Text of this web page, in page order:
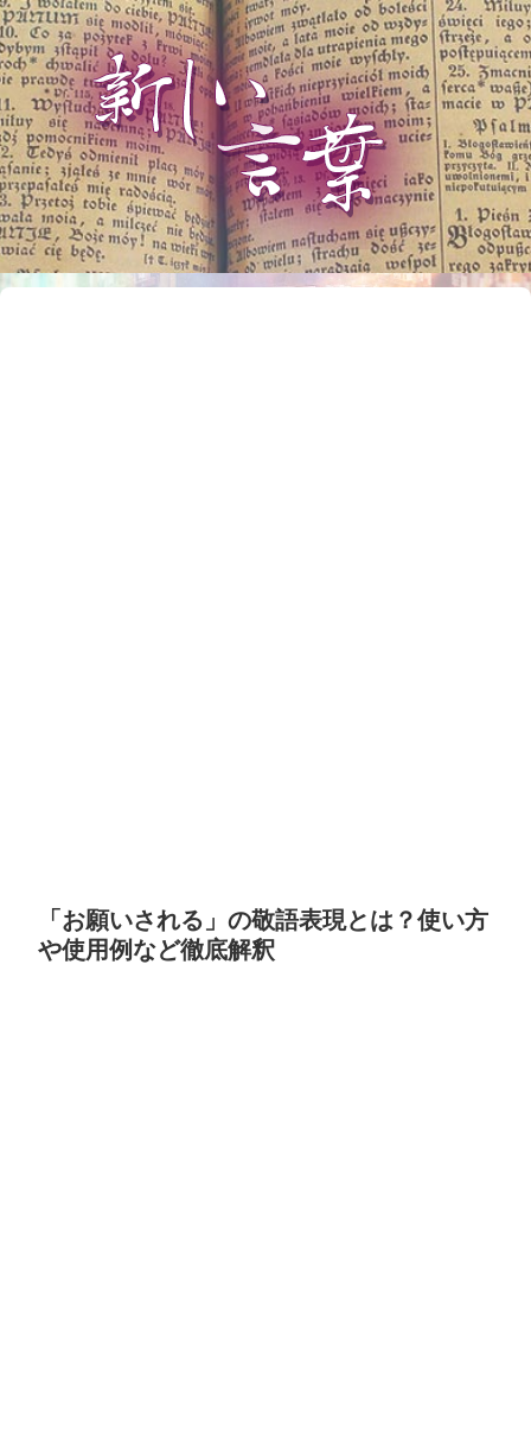
「お願いされる」の敬語表現とは？使い方
や使用例など徹底解釈